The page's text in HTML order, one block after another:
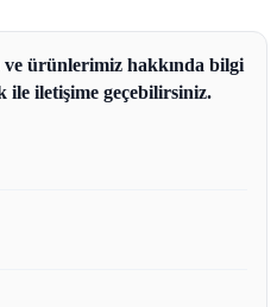
ve ürünlerimiz hakkında bilgi
iletişime geçebilirsiniz.